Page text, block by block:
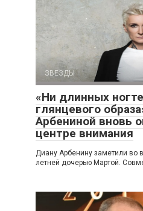
ЗВЕЗДЫ
«Ни длинных
глянцевого
Арбениной вновь
центре внимания
Диану Арбенину заметили во
летней дочерью Мартой.